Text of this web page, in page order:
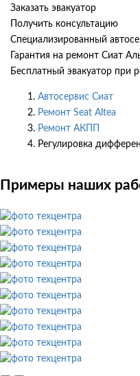
Заказать эвакуатор
Получить консультацию
Специализированный
Гарантия на ремонт Сиат
Бесплатный эвакуатор при
Автосервис Сиат
Ремонт Seat Altea
Ремонт АКПП
Регулировка
Примеры наших